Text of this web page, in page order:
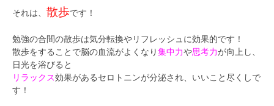
それは、 散歩です！
勉強の合間の散歩は気分転換やリフレッシュに効果的です！
散歩をすることで脳の血流がよくなり集中力や思考力が向上し、
日光を浴びると
リラックス効果があるセロトニンが分泌され、いいこと尽くしで
す！